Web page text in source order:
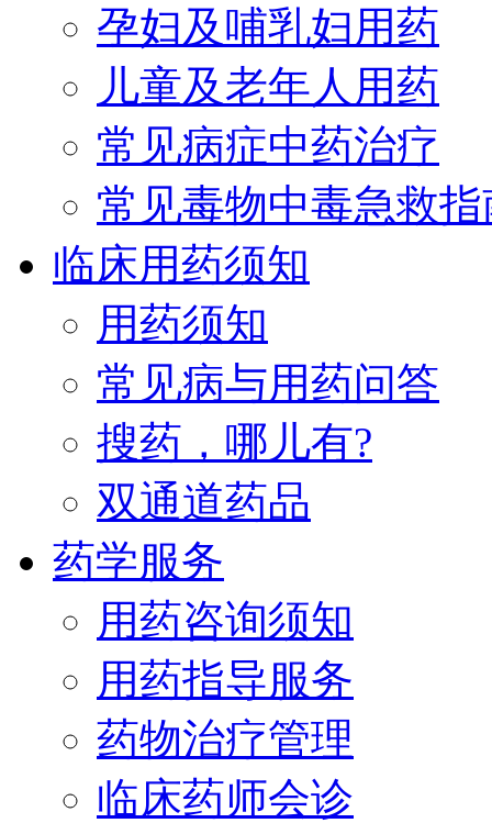
孕妇及哺乳妇用药
儿童及老年人用药
常见病症中药治疗
常见毒物中毒急救指
临床用药须知
用药须知
常见病与用药问答
搜药，哪儿有?
双通道药品
药学服务
用药咨询须知
用药指导服务
药物治疗管理
临床药师会诊